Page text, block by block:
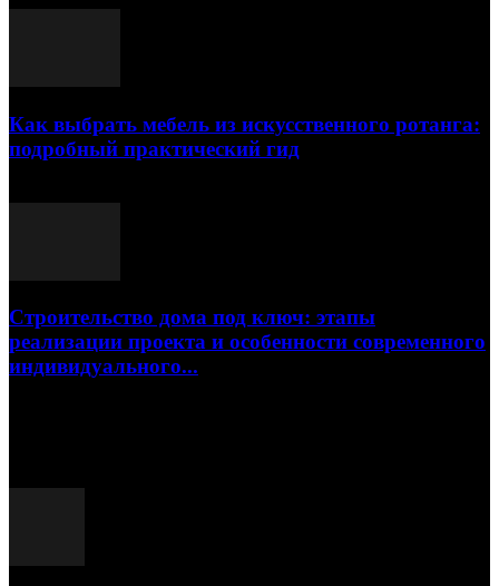
Как выбрать мебель из искусственного ротанга:
подробный практический гид
Строительство дома под ключ: этапы
реализации проекта и особенности современного
индивидуального...